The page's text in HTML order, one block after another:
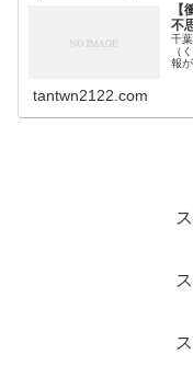
不
千
（
報
tantwn2122.com